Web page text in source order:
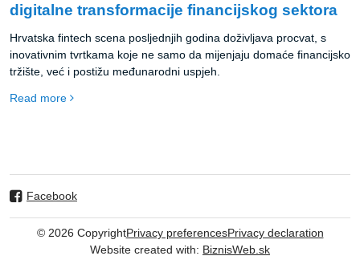
digitalne transformacije financijskog sektora
Hrvatska fintech scena posljednjih godina doživljava procvat, s
inovativnim tvrtkama koje ne samo da mijenjaju domaće financijsko
tržište, već i postižu međunarodni uspjeh.
Read more
Facebook
© 2026 CopyrightPrivacy preferencesPrivacy declaration
Website created with: BiznisWeb.sk